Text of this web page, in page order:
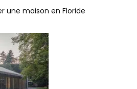
une maison en Floride